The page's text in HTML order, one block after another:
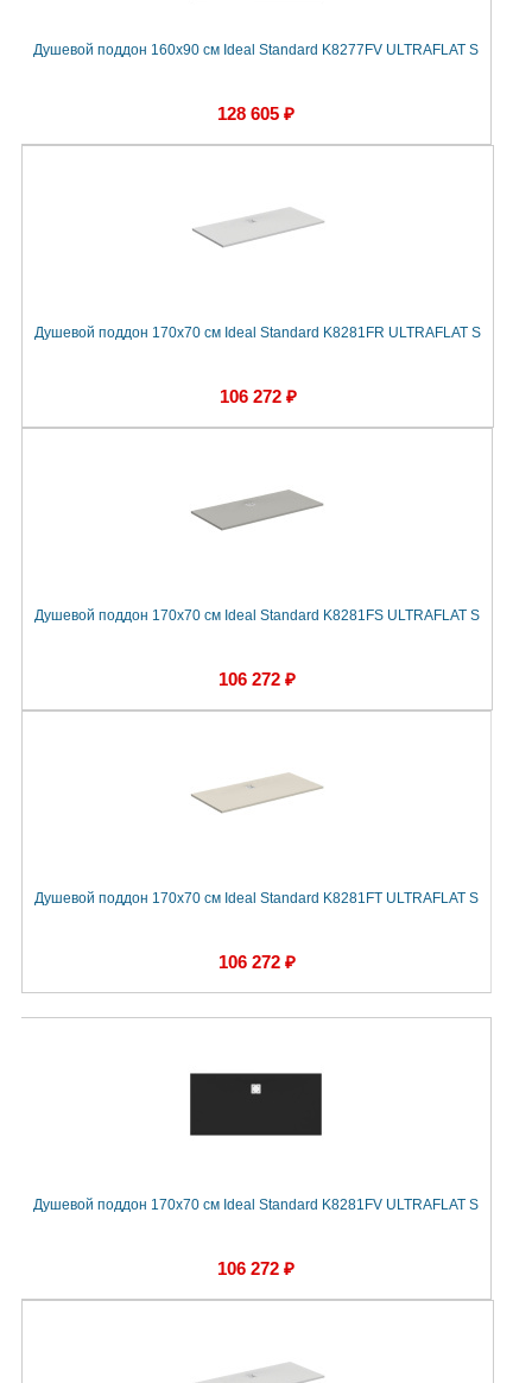
Душевой поддон 160х90 см Ideal Standard K8277FV ULTRAFLAT S
128 605 ₽
Душевой поддон 170х70 см Ideal Standard K8281FR ULTRAFLAT S
106 272 ₽
Душевой поддон 170х70 см Ideal Standard K8281FS ULTRAFLAT S
106 272 ₽
Душевой поддон 170х70 см Ideal Standard K8281FT ULTRAFLAT S
106 272 ₽
Душевой поддон 170х70 см Ideal Standard K8281FV ULTRAFLAT S
106 272 ₽